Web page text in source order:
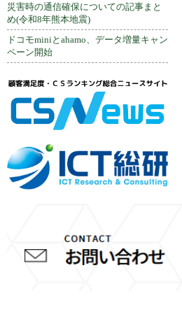
災害時の通信確保についての記事まと
め(令和8年熊本地震)
ドコモminiとahamo、データ増量キャン
ペーン開始